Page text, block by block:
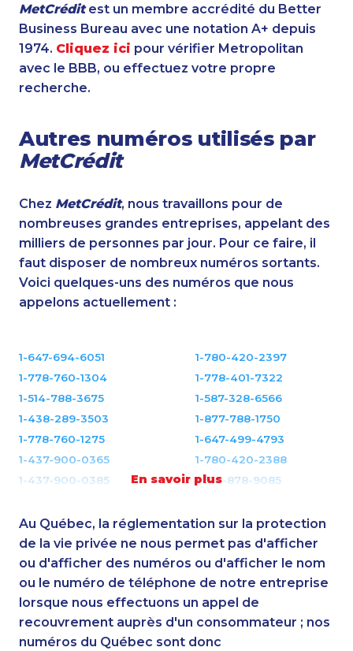
MetCréditest un membre accrédité du Better
Business Bureau avec une notation A+ depuis
1974. Cliquez ici pour vérifier Metropolitan
avec le BBB, ou effectuez votre propre
recherche.
Autres numéros utilisés par
MetCrédit
Chez MetCrédit, nous travaillons pour de
nombreuses grandes entreprises, appelant des
milliers de personnes par jour. Pour ce faire, il
faut disposer de nombreux numéros sortants.
Voici quelques-uns des numéros que nous
appelons actuellement :
En savoir plus
1-647-694-6051
1-780-420-2397
1-778-760-1304
1-778-401-7322
1-514-788-3675
1-587-328-6566
1-438-289-3503
1-877-788-1750
1-778-760-1275
1-647-499-4793
1-437-900-0365
1-780-420-2388
1-437-900-0385
1-514-878-9085
1-587-328-6502
1-416-243-5723
1-250-276-4117
1-902-201-9344
1-780-421-5470
1-514-448-1278
1-438-230-2036
1-888-488-1051
1-902-482-1318
1-647-494-3377
1-902-482-1884
1-587-319-2097
1-438-230-2022
1-778-249-5018
Au Québec, la réglementation sur la protection
de la vie privée ne nous permet pas d'afficher
ou d'afficher des numéros ou d'afficher le nom
ou le numéro de téléphone de notre entreprise
lorsque nous effectuons un appel de
recouvrement auprès d'un consommateur ; nos
numéros du Québec sont donc